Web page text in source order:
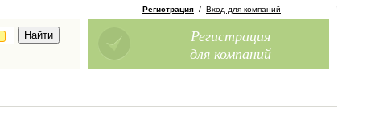
Регистрация / Вход для компаний
Регистрация
для компаний